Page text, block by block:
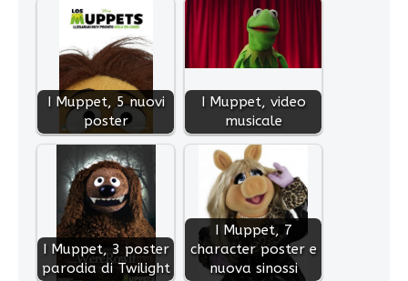
I Muppet, 5 nuovi
poster
I Muppet, video
musicale
I Muppet, 3 poster
parodia di Twilight
I Muppet, 7
character poster e
nuova sinossi